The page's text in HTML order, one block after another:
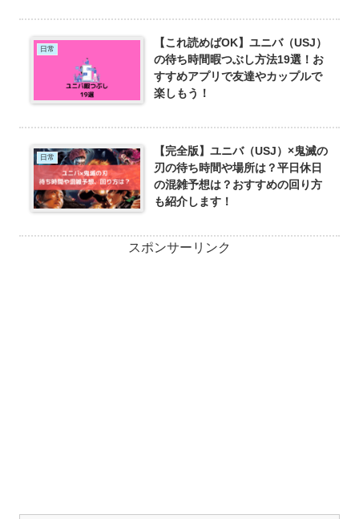
日常
【これ読めばOK】ユニバ（USJ）
の待ち時間暇つぶし方法19選！お
すすめアプリで友達やカップルで
楽しもう！
日常
【完全版】ユニバ（USJ）×鬼滅の
刃の待ち時間や場所は？平日休日
の混雑予想は？おすすめの回り方
も紹介します！
スポンサーリンク